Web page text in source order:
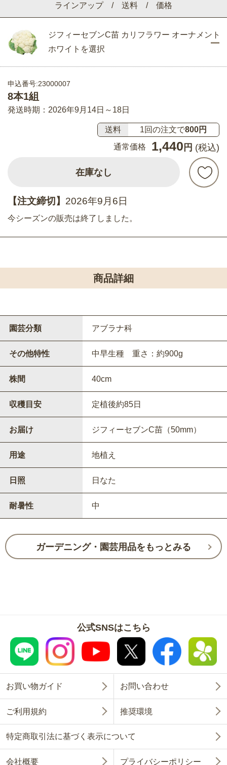
ラインアップ / 送料 / 価格
ジフィーセブンC苗 カリフラワー オーナメント
ホワイトを選択
申込番号:23000007
8本1組
発送時期：2026年9月14日～18日
送料 1回の注文で800円
通常価格
1,440 円 (税込)
在庫なし
【注文締切】 2026年9月6日
今シーズンの販売は終了しました。
商品詳細
園芸分類 アブラナ科
その他特性 中早生種 重さ：約900g
株間 40cm
収穫目安 定植後約85日
お届け ジフィーセブンC苗（50mm）
用途 地植え
日照 日なた
耐暑性 中
ガーデニング・園芸用品をもっとみる
公式SNSはこちら
お買い物ガイド お問い合わせ
ご利用規約 推奨環境
特定商取引法に基づく表示について
会社概要 プライバシーポリシー